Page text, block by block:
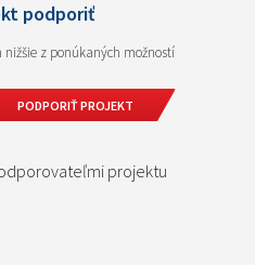
podporiť
z ponúkaných možností
projektu